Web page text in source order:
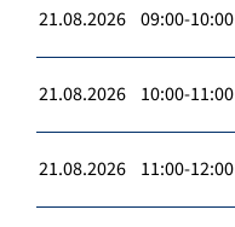
21.08.2026 09:00-10:00
21.08.2026 10:00-11:00
21.08.2026 11:00-12:00